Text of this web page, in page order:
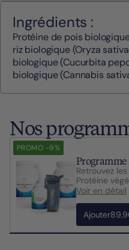
Ingrédients :
Protéine de pois
riz biologique (Oryza
biologique (Cucurbita
biologique (Cannabis
Nos
PROMO -9%
Retrouvez
Protéine
synergie
durant vos
de haute
Voir en détail
Ajouter